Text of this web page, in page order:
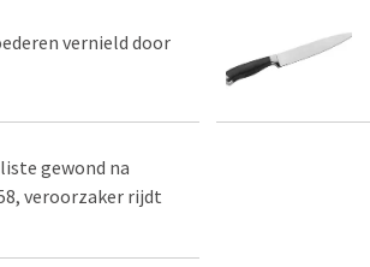
vernield door
gewond na
veroorzaker rijdt